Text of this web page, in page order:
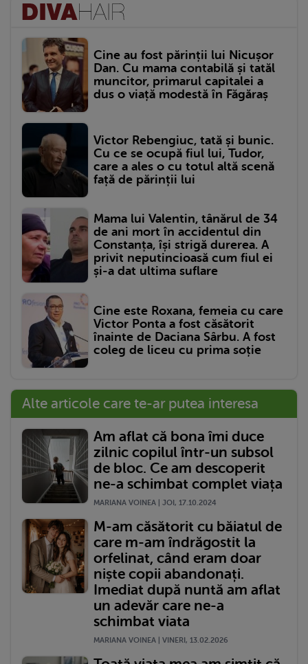
Cine au fost părinții lui Nicușor
Dan. Cu mama contabilă și tatăl
muncitor, primarul capitalei a
dus o viață modestă în Făgăraș
Victor Rebengiuc, tată și bunic.
Cu ce se ocupă fiul lui, Tudor,
care a ales o cu totul altă scenă
față de părinții lui
Mama lui Valentin, tânărul de 34
de ani mort în accidentul din
Constanța, își strigă durerea. A
privit neputincioasă cum fiul ei
și-a dat ultima suflare
Cine este Roxana, femeia cu care
Victor Ponta a fost căsătorit
înainte de Daciana Sârbu. A fost
coleg de liceu cu prima soție
Alte articole care te-ar putea interesa
Am aflat că bona îmi duce
zilnic copilul într-un subsol
de bloc. Ce am descoperit
ne-a schimbat complet viața
MARIANA VOINEA | JOI, 17.10.2024
M-am căsătorit cu băiatul de
care m-am îndrăgostit la
orfelinat, când eram doar
niște copii abandonați.
Imediat după nuntă am aflat
un adevăr care ne-a
schimbat viata
MARIANA VOINEA | VINERI, 13.02.2026